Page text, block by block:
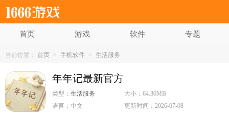
首页 游戏 软件 专题
当前位置： 首页 > 手机软件 > 生活服务
年年记最新官方
类型： 生活服务 大小：64.30MB
语言： 中文 更新时间：2026-07-08